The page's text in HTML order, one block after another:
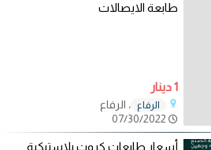
طابعة الايصالات
1 دينار
الرفاع
، الرفاع
أسعار طابعات كروت بلاستيكية